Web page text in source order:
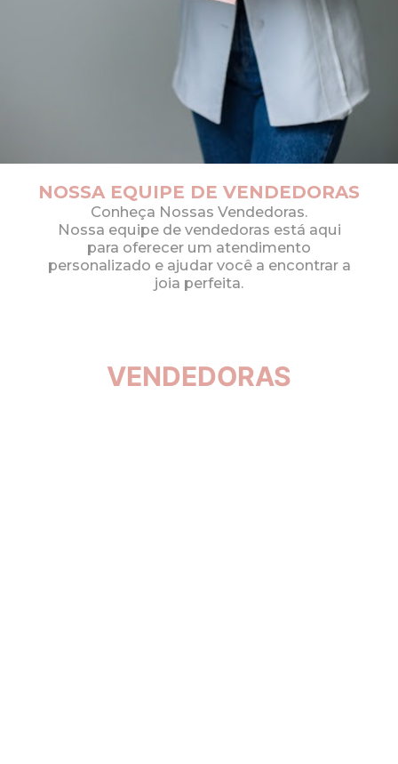
NOSSA EQUIPE DE VENDEDORAS
Conheça Nossas Vendedoras.
Nossa equipe de vendedoras está aqui
para oferecer um atendimento
personalizado e ajudar você a encontrar a
joia perfeita.
VENDEDORAS